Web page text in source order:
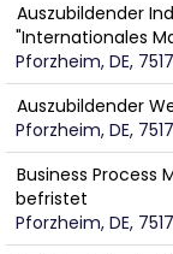
Auszubildender
"Internationales
Pforzheim, DE,
Auszubildender
Pforzheim, DE,
Business
befristet
Pforzheim, DE,